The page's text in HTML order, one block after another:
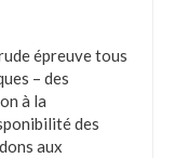
épreuve tous
– des
à la
des
aux